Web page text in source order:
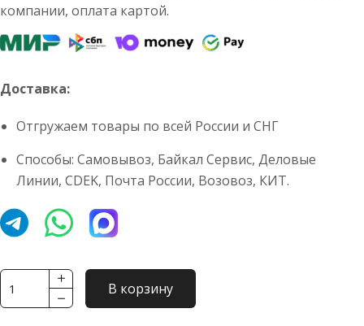
компании, оплата картой.
Доставка:
Отгружаем товары по всей России и СНГ
Способы: Самовывоз, Байкал Сервис, Деловые
Линии, CDEK, Почта России, Возовоз, КИТ.
Количество
товара
В корзину